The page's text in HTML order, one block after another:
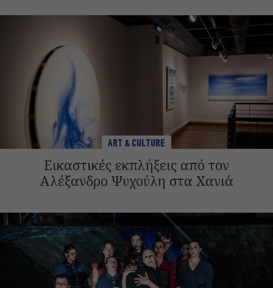
ART & CULTURE
Εικαστικές εκπλήξεις από τον
Αλέξανδρο Ψυχούλη στα Χανιά